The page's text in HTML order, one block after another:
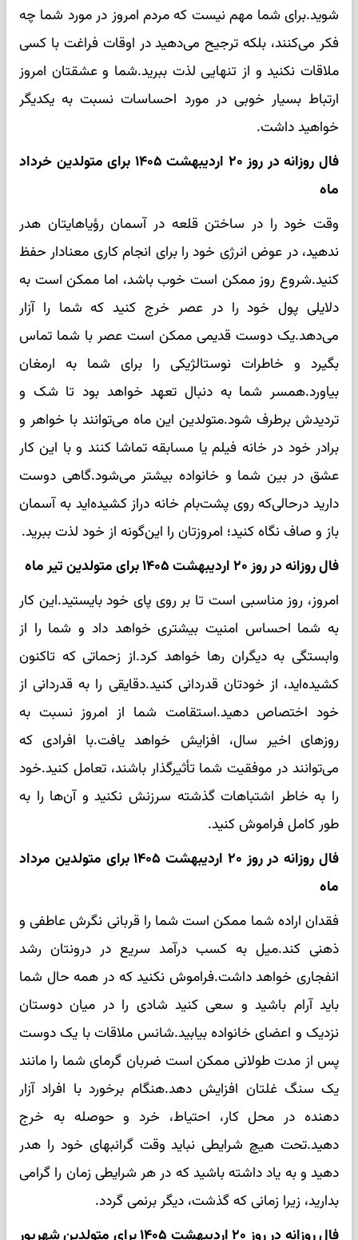
شوید.برای شما مهم نیست که مردم امروز در مورد شما چه
فکر می‌کنند، بلکه ترجیح می‌دهید در اوقات فراغت با کسی
ملاقات نکنید و از تنهایی لذت ببرید.شما و عشقتان امروز
ارتباط بسیار خوبی در مورد احساسات نسبت به یکدیگر
خواهید داشت.
فال روزانه در روز ۲۰ اردیبهشت ۱۴۰۵ برای متولدین خرداد
ماه
وقت خود را در ساختن قلعه در آسمان رؤیاهایتان هدر
ندهید، در عوض انرژی خود را برای انجام کاری معنادار حفظ
کنید.شروع روز ممکن است خوب باشد، اما ممکن است به
دلایلی پول خود را در عصر خرج کنید که شما را آزار
می‌دهد.یک دوست قدیمی ممکن است عصر با شما تماس
بگیرد و خاطرات نوستالژیکی را برای شما به ارمغان
بیاورد.همسر شما به دنبال تعهد خواهد بود تا شک و
تردیدش برطرف شود.متولدین این ماه می‌توانند با خواهر و
برادر خود در خانه فیلم یا مسابقه تماشا کنند و با این کار
عشق در بین شما و خانواده بیشتر می‌شود.گاهی دوست
دارید درحالی‌که روی پشت‌بام خانه دراز کشیده‌اید به آسمان
باز و صاف نگاه کنید؛ امروزتان را این‌گونه از خود لذت ببرید.
فال روزانه در روز ۲۰ اردیبهشت ۱۴۰۵ برای متولدین تیر ماه
امروز، روز مناسبی است تا بر روی پای خود بایستید.این کار
به شما احساس امنیت بیشتری خواهد داد و شما را از
وابستگی به دیگران رها خواهد کرد.از زحماتی که تاکنون
کشیده‌اید، از خودتان قدردانی کنید.دقایقی را به قدردانی از
خود اختصاص دهید.استقامت شما از امروز نسبت به
روزهای اخیر سال، افزایش خواهد یافت.با افرادی که
می‌توانند در موفقیت شما تأثیرگذار باشند، تعامل کنید.خود
را به خاطر اشتباهات گذشته سرزنش نکنید و آن‌ها را به
طور کامل فراموش کنید.
فال روزانه در روز ۲۰ اردیبهشت ۱۴۰۵ برای متولدین مرداد
ماه
فقدان اراده شما ممکن است شما را قربانی نگرش عاطفی و
ذهنی کند.میل به کسب درآمد سریع در درونتان رشد
انفجاری خواهد داشت.فراموش نکنید که در همه حال شما
باید آرام باشید و سعی کنید شادی را در میان دوستان
نزدیک و اعضای خانواده بیابید.شانس ملاقات با یک دوست
پس از مدت طولانی ممکن است ضربان گرمای شما را مانند
یک سنگ غلتان افزایش دهد.هنگام برخورد با افراد آزار
دهنده در محل کار، احتیاط، خرد و حوصله به خرج
دهید.تحت هیچ شرایطی نباید وقت گرانبهای خود را هدر
دهید و به یاد داشته باشید که در هر شرایطی زمان را گرامی
بدارید، زیرا زمانی که گذشت، دیگر برنمی گردد.
فال روزانه در روز ۲۰ اردیبهشت ۱۴۰۵ برای متولدین شهریور